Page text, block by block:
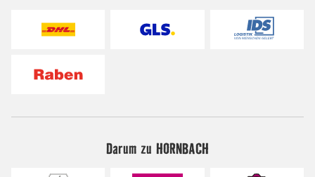
Darum zu HORNBACH